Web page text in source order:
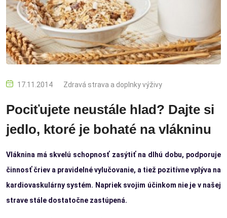
17.11.2014 Zdravá strava a doplnky výživy
Pociťujete neustále hlad? Dajte si
jedlo, ktoré je bohaté na vlákninu
Vláknina má skvelú schopnosť zasýtiť na dlhú dobu, podporuje
činnosť čriev a pravidelné vylučovanie, a tiež pozitívne vplýva na
kardiovaskulárny systém. Napriek svojim účinkom nie je v našej
strave stále dostatočne zastúpená.